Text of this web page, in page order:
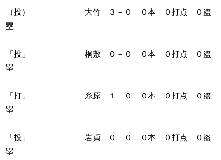
（投） 大竹 ３－０ ０本 ０打点 ０盗
塁
「投」 桐敷 ０－０ ０本 ０打点 ０盗
塁
「打」 糸原 １－０ ０本 ０打点 ０盗
塁
「投」 岩貞 ０－０ ０本 ０打点 ０盗
塁